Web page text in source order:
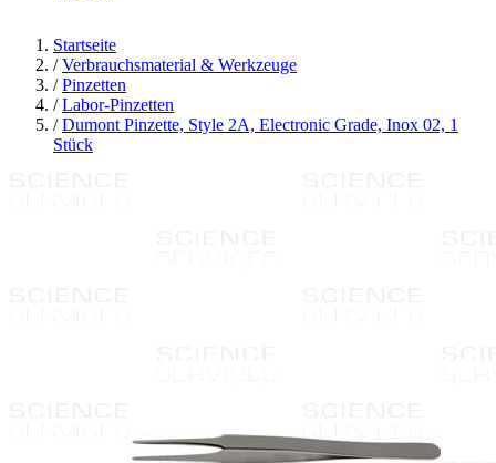
Startseite
/ Verbrauchsmaterial & Werkzeuge
/ Pinzetten
/ Labor-Pinzetten
/ Dumont Pinzette, Style 2A, Electronic Grade, Inox 02, 1
Stück